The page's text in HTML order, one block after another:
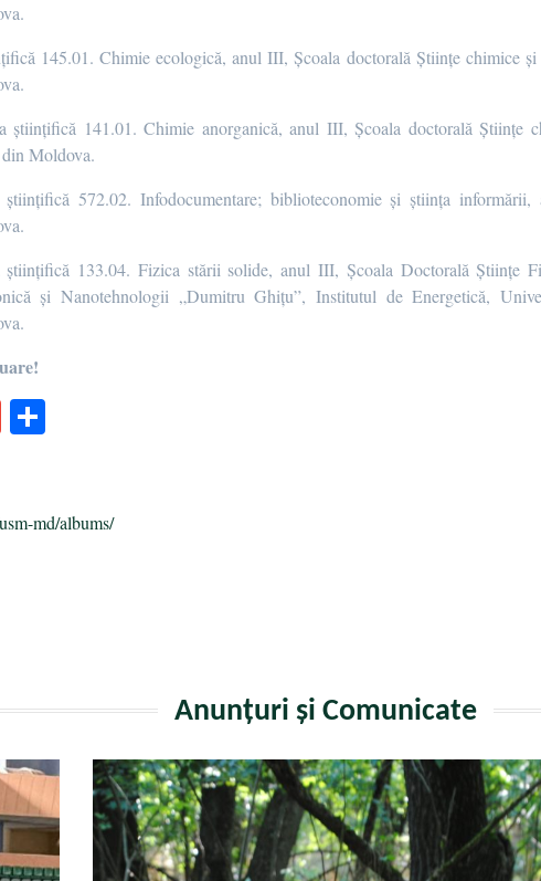
145.01. Chimie ecologică, anul III, Școala doctorală Științe chimice
științifică 141.01. Chimie anorganică, anul III, Școala doctorală Științe
Moldova.
științifică 572.02. Infodocumentare; biblioteconomie şi ştiinţa
științifică 133.04. Fizica stării solide, anul III, Școala Doctorală Științe
și Nanotehnologii „Dumitru Ghițu”, Institutul de Energetică,
G
ea
md/albums/
Anunțuri și Comunicate